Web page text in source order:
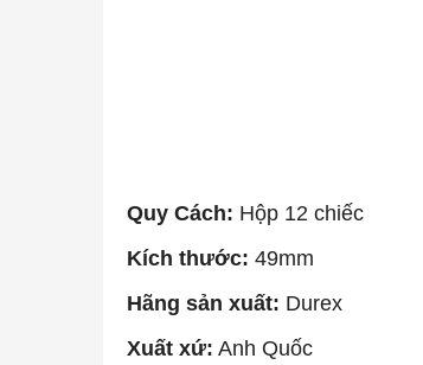
Quy Cách: Hộp 12 chiếc
Kích thước: 49mm
Hãng sản xuất: Durex
Xuất xứ: Anh Quốc